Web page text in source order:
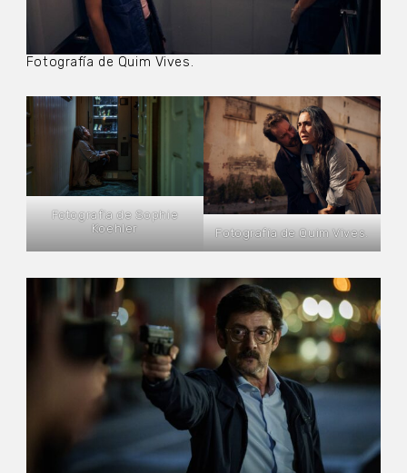
Fotografía de Quim Vives.
Fotografía de Sophie
Koehler
Fotografía de Quim Vives.